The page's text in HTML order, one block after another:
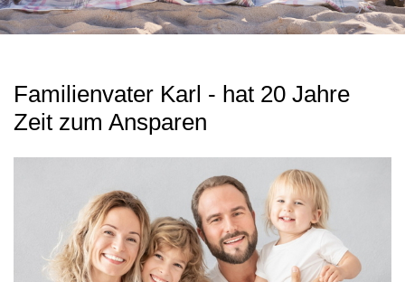
Familienvater Karl - hat 20 Jahre
Zeit zum Ansparen